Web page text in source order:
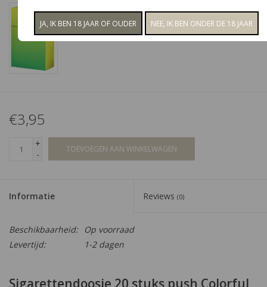
€3,95
+
-
TOEVOEGEN AAN WINKELWAGEN
Informatie Reviews (0)
Beschikbaarheid:
Op voorraad
Levertijd:
1-2 dagen
Sigarettendoosje 20 stuks push Colorful